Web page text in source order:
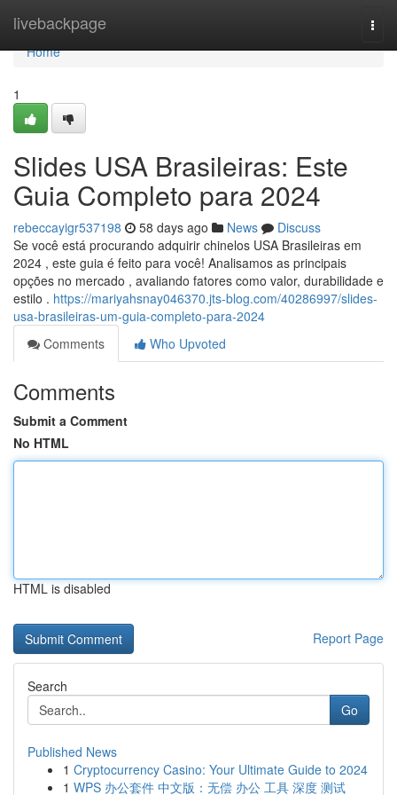
livebackpage
Home
Home
1
Slides USA Brasileiras: Este
Guia Completo para 2024
rebeccayigr537198 58 days ago News
Discuss
Se você está procurando adquirir chinelos USA Brasileiras em
2024 , este guia é feito para você! Analisamos as principais
opções no mercado , avaliando fatores como valor, durabilidade e
estilo . https://mariyahsnay046370.jts-blog.com/40286997/slides-
usa-brasileiras-um-guia-completo-para-2024
Comments
Who Upvoted
Comments
Submit a Comment
No HTML
HTML is disabled
Report Page
Search
Go
Published News
1 Cryptocurrency Casino: Your Ultimate Guide to 2024
1 WPS 办公套件 中文版：无偿 办公 工具 深度 测试